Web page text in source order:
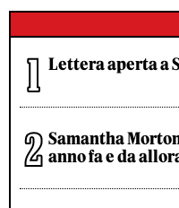
Lettera aperta a
Samantha
anno fa e da